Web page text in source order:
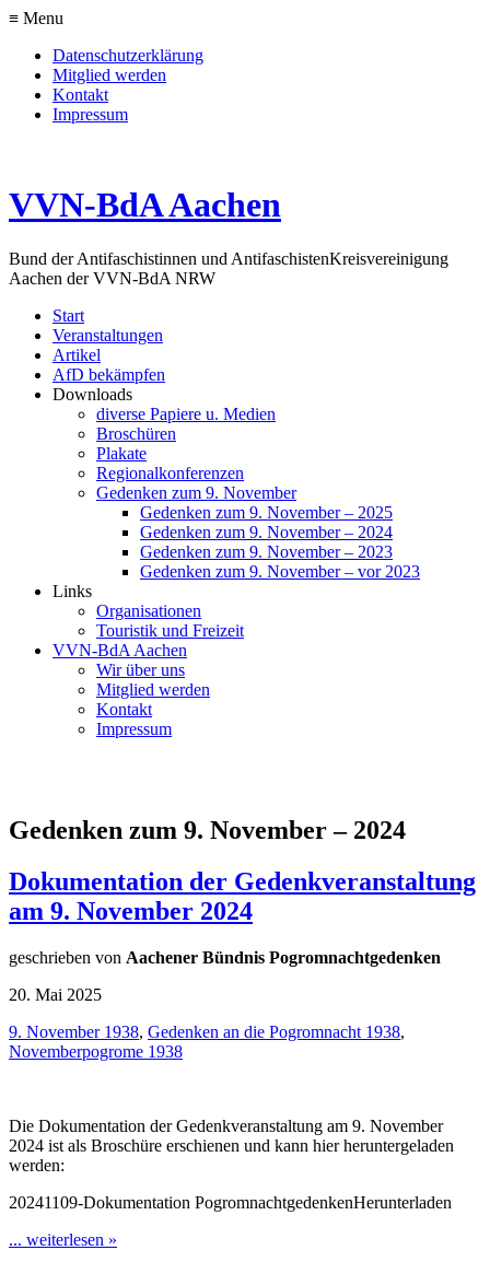
≡ Menu
Datenschutzerklärung
Mitglied werden
Kontakt
Impressum
VVN-BdA Aachen
Bund der Antifaschistinnen und AntifaschistenKreisvereinigung
Aachen der VVN-BdA NRW
Start
Veranstaltungen
Artikel
AfD bekämpfen
Downloads
diverse Papiere u. Medien
Broschüren
Plakate
Regionalkonferenzen
Gedenken zum 9. November
Gedenken zum 9. November – 2025
Gedenken zum 9. November – 2024
Gedenken zum 9. November – 2023
Gedenken zum 9. November – vor 2023
Links
Organisationen
Touristik und Freizeit
VVN-BdA Aachen
Wir über uns
Mitglied werden
Kontakt
Impressum
Gedenken zum 9. November – 2024
Dokumentation der Gedenkveranstaltung
am 9. November 2024
geschrieben von Aachener Bündnis Pogromnachtgedenken
20. Mai 2025
9. November 1938, Gedenken an die Pogromnacht 1938,
Novemberpogrome 1938
Die Dokumentation der Gedenkveranstaltung am 9. November
2024 ist als Broschüre erschienen und kann hier heruntergeladen
werden:
20241109-Dokumentation PogromnachtgedenkenHerunterladen
... weiterlesen »